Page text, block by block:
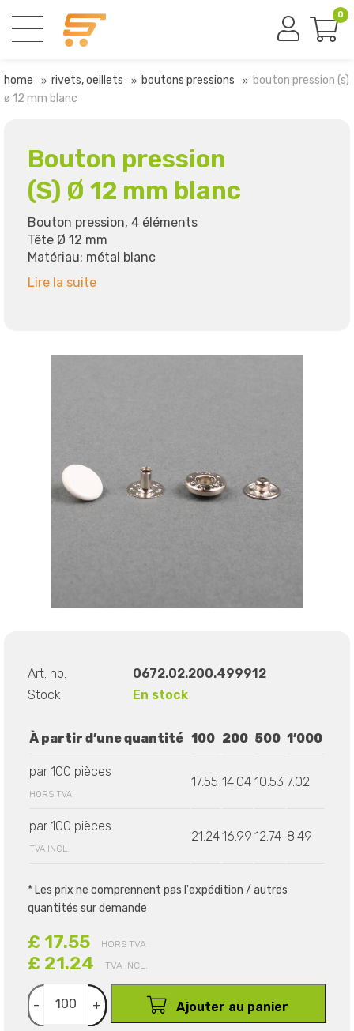
0
home rivets, oeillets boutons pressions
bouton pression (s)
ø 12 mm blanc
Bouton pression
(S) Ø 12 mm blanc
Bouton pression, 4 éléments
Tête Ø 12 mm
Matériau: métal blanc
Lire la suite
Art. no.
0672.02.200.499912
Stock
En stock
À partir d’une quantité 100 200 500 1’000
par 100 pièces
HORS TVA
17.55 14.04 10.53 7.02
par 100 pièces
TVA INCL.
21.2416.99 12.74 8.49
* Les prix ne comprennent pas l'expédition / autres
quantités sur demande
£ 17.55 HORS TVA
£ 21.24 TVA INCL.
- + Ajouter au panier